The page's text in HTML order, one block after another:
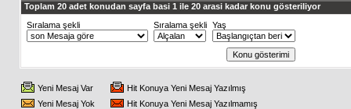
Toplam 20 adet konudan sayfa basi 1 ile 20 arasi kadar konu gösteriliyor
Sıralama şekli
Sıralama şekli Yaş
Yeni Mesaj Var
Hit Konuya Yeni Mesaj Yazılmış
Yeni Mesaj Yok
Hit Konuya Yeni Mesaj Yazılmamış